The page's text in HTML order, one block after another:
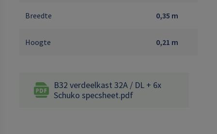
Breedte 0,35 m
Hoogte 0,21 m
B32 verdeelkast 32A / DL + 6x
Schuko specsheet.pdf